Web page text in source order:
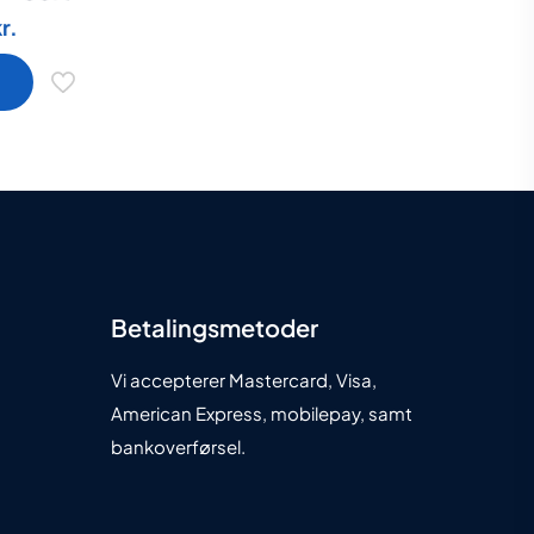
aktuelle
pris
Betalingsmetoder
Vi accepterer Mastercard, Visa,
American Express, mobilepay, samt
bankoverførsel.